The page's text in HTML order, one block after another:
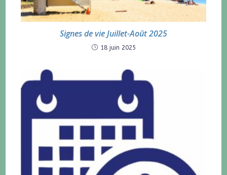
Signes de vie Juillet-Août 2025
18 juin 2025